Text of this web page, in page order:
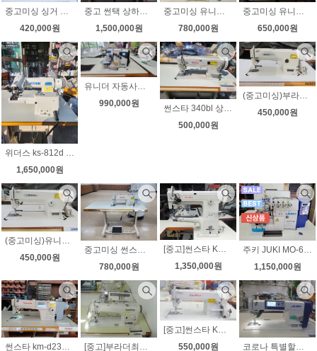
중고미싱 싱거 공업용미싱 191D-30C 학교에서사용 상태최상 무소음 속도조절
420,000원
중고 썬택 상하송 지그재그미싱 자동급유 무소음 속도조절 상하정지 상태좋아요
1,500,000원
중고미싱 유니콘 공업용오버록 니혼오버 m752-13h 무소음모터 인타록(날라리) 무료배송
780,000원
중고미싱 유니콘 737 자동사절미싱 무소음 속도조절 수선집 현수막 공방
650,000원
위더스 ks-812d 공업용 스쿠이미싱 단뜨기미싱 무소음 속도조절 새제품
1,650,000원
유니더 자동사절 니혼오버 무소음 노루발자동 자동사절 ut-6514dtk 상태좋아요
990,000원
썬스타 340bl 상하송미싱 가죽 천막 무소음모터
500,000원
(중고미싱)부라더 공업용미싱 DB2-B736-3 노루발9가지 무소음모터 LED작업등 전국무료배송-2
450,000원
(중고미싱)유니콘 공업용미싱 LS2-B736-3 노루발9가지 LED작업등 전국무료배송-1
450,000원
중고미싱 썬스타2522bl 왕가마 자동사절미싱 상태좋아요
780,000원
[중고]썬스타 KM-380 검출기모터부착(무소음) 보조평판 상태최상
1,350,000원
주키 JUKI MO-6814S 최신형 다이렉트 날라리(인타록) 정식수입제품 무료배송
1,150,000원
썬스타 km-d235 다이렉트 자동사절미싱 신형 한글판넬 국내생산 새제품
[중고]썬스타 KM-250A 고속공업용미싱 상태최상 최고급무소음모터 노루발8가지 LED전용작업등 증정
550,000원